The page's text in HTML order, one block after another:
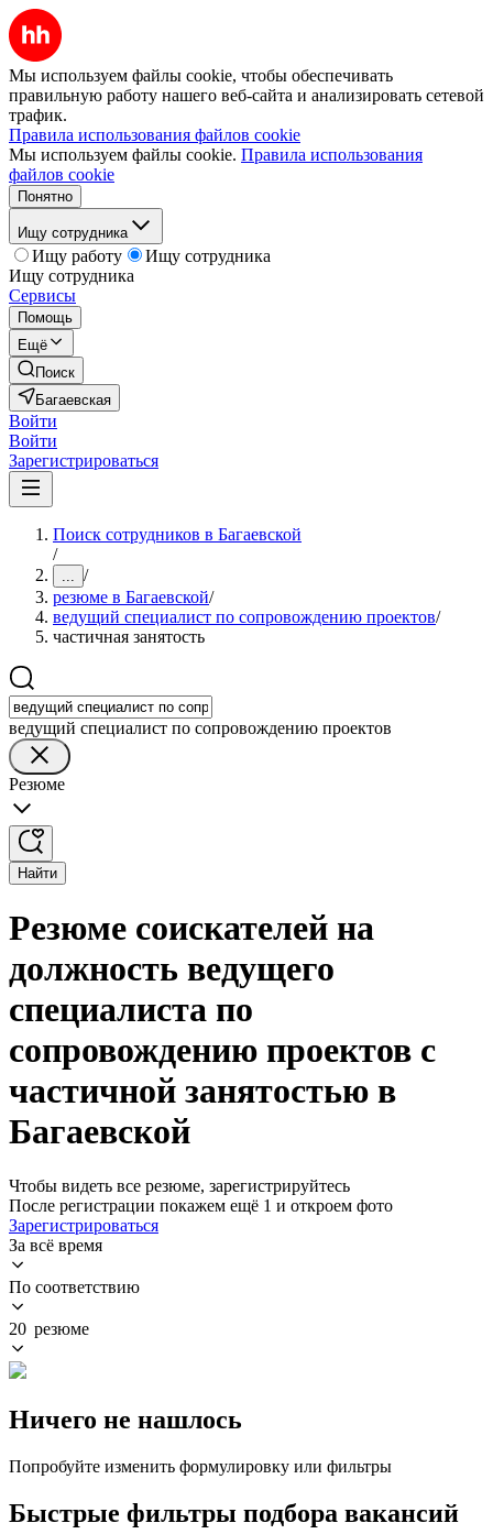
Мы используем файлы cookie, чтобы обеспечивать
правильную работу нашего веб-сайта и анализировать сетевой
трафик.
Правила использования файлов cookie
Мы используем файлы cookie. Правила использования
файлов cookie
Понятно
Ищу сотрудника
Ищу работу
Ищу сотрудника
Ищу сотрудника
Сервисы
Помощь
Ещё
Поиск
Багаевская
Войти
Войти
Зарегистрироваться
Поиск сотрудников в Багаевской
/
... /
резюме в Багаевской/
ведущий специалист по сопровождению проектов/
частичная занятость
ведущий специалист по сопровождению проектов
Резюме
Найти
Резюме соискателей на
должность ведущего
специалиста по
сопровождению проектов с
частичной занятостью в
Багаевской
Чтобы видеть все резюме, зарегистрируйтесь
После регистрации покажем ещё 1 и откроем фото
Зарегистрироваться
За всё время
По соответствию
20 резюме
Ничего не нашлось
Попробуйте изменить формулировку или фильтры
Быстрые фильтры подбора вакансий